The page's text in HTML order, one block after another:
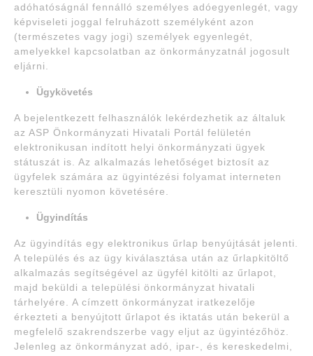
adóhatóságnál fennálló személyes adóegyenlegét, vagy
képviseleti joggal felruházott személyként azon
(természetes vagy jogi) személyek egyenlegét,
amelyekkel kapcsolatban az önkormányzatnál jogosult
eljárni.
Ügykövetés
A bejelentkezett felhasználók lekérdezhetik az általuk
az ASP Önkormányzati Hivatali Portál felületén
elektronikusan indított helyi önkormányzati ügyek
státuszát is. Az alkalmazás lehetőséget biztosít az
ügyfelek számára az ügyintézési folyamat interneten
keresztüli nyomon követésére.
Ügyindítás
Az ügyindítás egy elektronikus űrlap benyújtását jelenti.
A település és az ügy kiválasztása után az űrlapkitöltő
alkalmazás segítségével az ügyfél kitölti az űrlapot,
majd beküldi a települési önkormányzat hivatali
tárhelyére. A címzett önkormányzat iratkezelője
érkezteti a benyújtott űrlapot és iktatás után bekerül a
megfelelő szakrendszerbe vagy eljut az ügyintézőhöz.
Jelenleg az önkormányzat adó, ipar-, és kereskedelmi,